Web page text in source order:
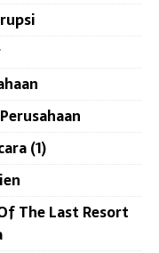
(1)
The Last Resort